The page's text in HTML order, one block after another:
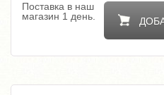
Поставка в наш
магазин 1 день.